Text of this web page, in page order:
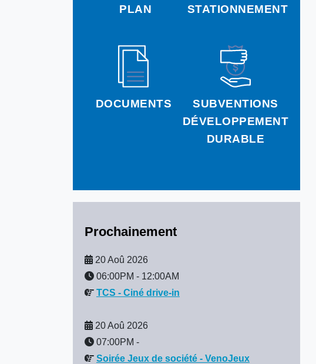
PLAN STATIONNEMENT
DOCUMENTS
SUBVENTIONS
DÉVELOPPEMENT
DURABLE
Prochainement
20 Aoû 2026
06:00PM - 12:00AM
TCS - Ciné drive-in
20 Aoû 2026
07:00PM -
Soirée Jeux de société - VenoJeux